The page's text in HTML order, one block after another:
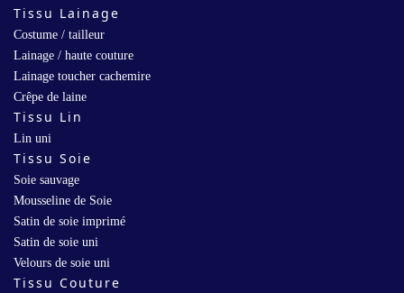
Tissu Lainage
Costume / tailleur
Lainage / haute couture
Lainage toucher cachemire
Crêpe de laine
Tissu Lin
Lin uni
Tissu Soie
Soie sauvage
Mousseline de Soie
Satin de soie imprimé
Satin de soie uni
Velours de soie uni
Tissu Couture